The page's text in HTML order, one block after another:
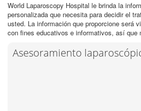
World Laparoscopy Hospital le brinda la
personalizada que necesita para decidir el
usted. La información que proporcione será
con fines educativos e informativos, así que
Asesoramiento